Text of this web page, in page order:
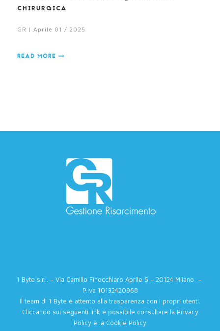
CHIRURGICA
GR | Aprile 01 / 2025
READ MORE
1 Byte s.r.l. – Via Camillo Finocchiaro Aprile 5 – 20124 Milano –
P.Iva 10132420968
Il team di 1 Byte è attento alla trasparenza con i propri utenti.
Cliccando sui seguenti link è possibile consultare la Privacy
Policy e la Cookie Policy